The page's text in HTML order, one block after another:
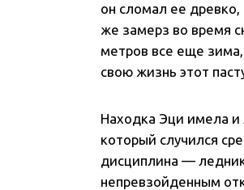
он сломал ее древко,
же замерз во время
метров все еще
свою жизнь этот
Находка Эци имела
который случился
дисциплина —
непревзойденным